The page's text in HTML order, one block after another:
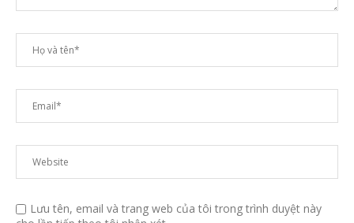
Lưu tên, email và trang web của tôi trong trình duyệt này